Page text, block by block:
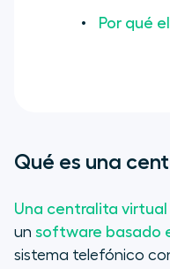
Por qué
Qué es una
Una centralita virtual
un software basado
sistema telefónico